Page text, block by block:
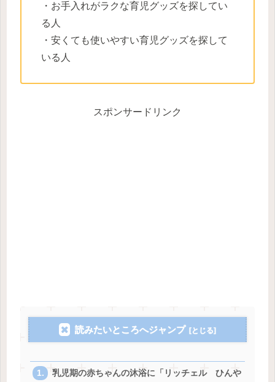
・お手入れがラクな育児グッズを探してい
る人
・安くても使いやすい育児グッズを探して
いる人
スポンサードリンク
読みたいところへジャンプ
乳児期の赤ちゃんの沐浴に「リッチェル ひんや